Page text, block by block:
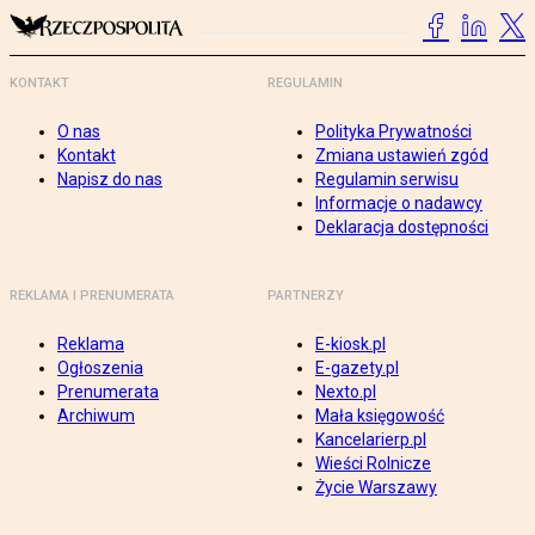
KONTAKT
O nas
Kontakt
Napisz do nas
REGULAMIN
Polityka Prywatności
Zmiana ustawień zgód
Regulamin serwisu
Informacje o nadawcy
Deklaracja dostępności
REKLAMA I PRENUMERATA
Reklama
Ogłoszenia
Prenumerata
Archiwum
PARTNERZY
E-kiosk.pl
E-gazety.pl
Nexto.pl
Mała księgowość
Kancelarierp.pl
Wieści Rolnicze
Życie Warszawy